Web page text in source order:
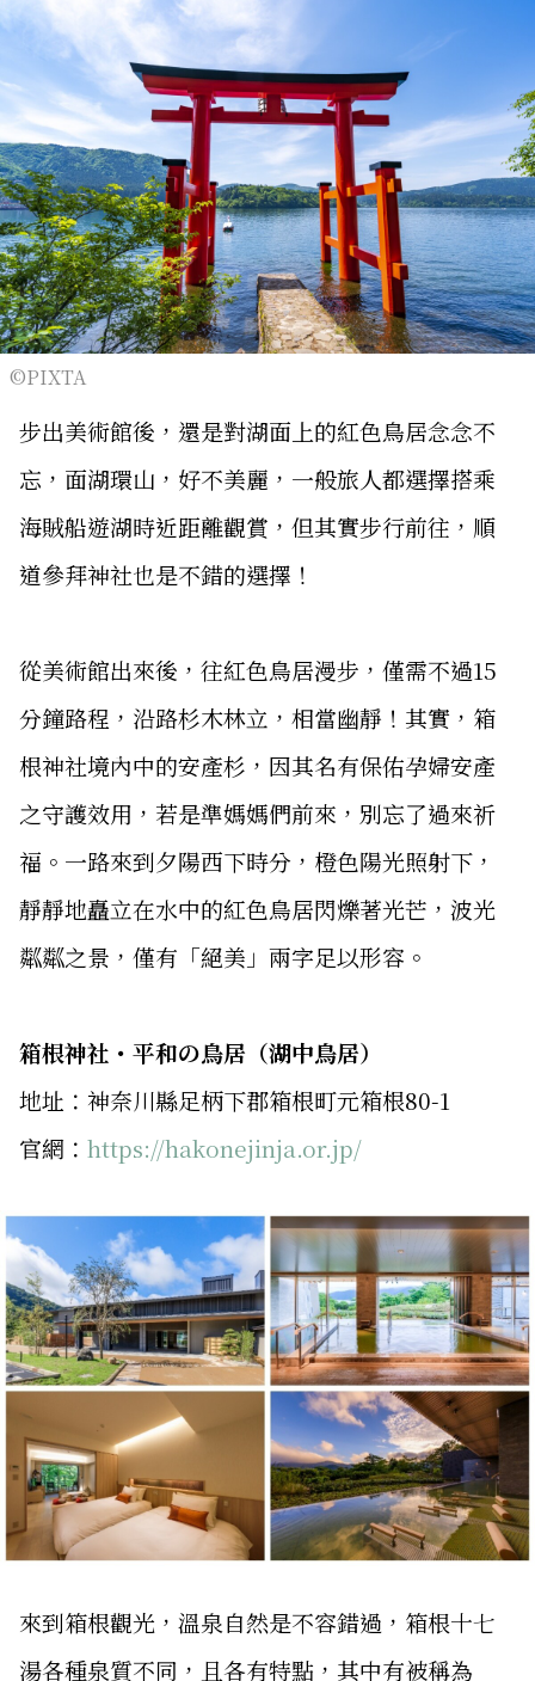
©PIXTA
步出美術館後，還是對湖面上的紅色鳥居念念不
忘，面湖環山，好不美麗，一般旅人都選擇搭乘
海賊船遊湖時近距離觀賞，但其實步行前往，順
道參拜神社也是不錯的選擇！
從美術館出來後，往紅色鳥居漫步，僅需不過15
分鐘路程，沿路杉木林立，相當幽靜！其實，箱
根神社境內中的安產杉，因其名有保佑孕婦安產
之守護效用，若是準媽媽們前來，別忘了過來祈
福。一路來到夕陽西下時分，橙色陽光照射下，
靜靜地矗立在水中的紅色鳥居閃爍著光芒，波光
粼粼之景，僅有「絕美」兩字足以形容。
箱根神社・平和の鳥居（湖中鳥居）
地址：神奈川縣足柄下郡箱根町元箱根80-1
官網： https://hakonejinja.or.jp/
來到箱根觀光，溫泉自然是不容錯過，箱根十七
湯各種泉質不同，且各有特點，其中有被稱為